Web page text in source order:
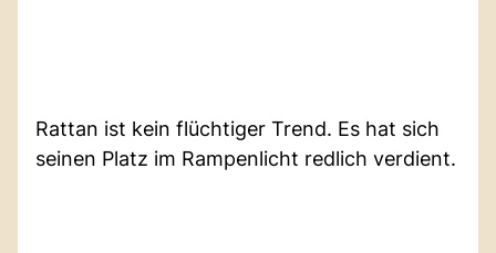
Rattan ist kein flüchtiger Trend. Es hat sich
seinen Platz im Rampenlicht redlich verdient.